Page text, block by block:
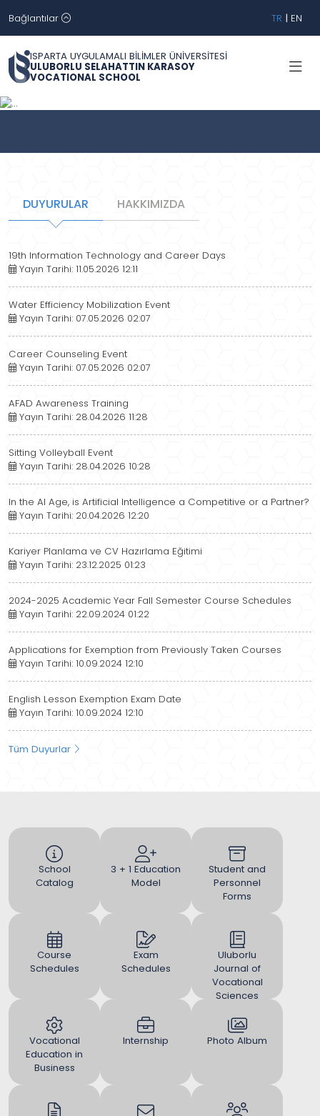
Bağlantılar TR | EN
ISPARTA UYGULAMALI BİLİMLER ÜNİVERSİTESİ
ULUBORLU SELAHATTIN KARASOY
VOCATIONAL SCHOOL
Geri İleri
DUYURULAR HAKKIMIZDA
19th Information Technology and Career Days
Yayın Tarihi: 11.05.2026 12:11
Water Efficiency Mobilization Event
Yayın Tarihi: 07.05.2026 02:07
Career Counseling Event
Yayın Tarihi: 07.05.2026 02:07
AFAD Awareness Training
Yayın Tarihi: 28.04.2026 11:28
Sitting Volleyball Event
Yayın Tarihi: 28.04.2026 10:28
In the AI ​​Age, is Artificial Intelligence a Competitive or a Partner?
Yayın Tarihi: 20.04.2026 12:20
Kariyer Planlama ve CV Hazırlama Eğitimi
Yayın Tarihi: 23.12.2025 01:23
2024-2025 Academic Year Fall Semester Course Schedules
Yayın Tarihi: 22.09.2024 01:22
Applications for Exemption from Previously Taken Courses
Yayın Tarihi: 10.09.2024 12:10
English Lesson Exemption Exam Date
Yayın Tarihi: 10.09.2024 12:10
Tüm Duyurlar
School
Catalog
3 + 1 Education
Model
Student and
Personnel
Forms
Course
Schedules
Exam
Schedules
Uluborlu
Journal of
Vocational
Sciences
Vocational
Education in
Business
Internship Photo Album